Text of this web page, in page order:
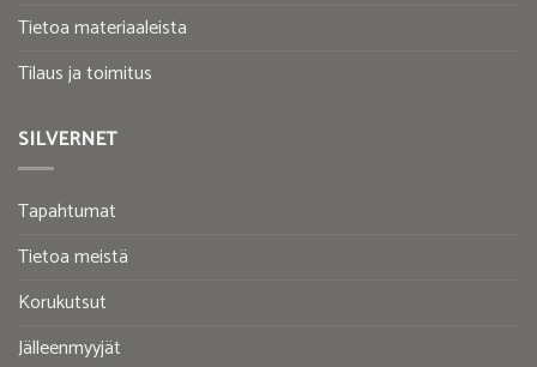
Tietoa materiaaleista
Tilaus ja toimitus
SILVERNET
Tapahtumat
Tietoa meistä
Korukutsut
Jälleenmyyjät